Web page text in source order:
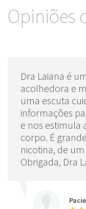
Opiniões
Dra Laiana é
acolhedora e
uma escuta
informações
e nos estimula
corpo. É
nicotina, de
Obrigada, Dra